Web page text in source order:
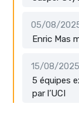
05/08/
Enric Mas
15/08/2025
5 équipes
par l’UCI